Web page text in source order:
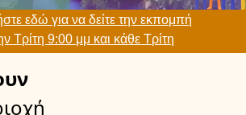
εδώ για να δείτε την εκπομπή
Τρίτη 9:00 μμ και κάθε Τρίτη